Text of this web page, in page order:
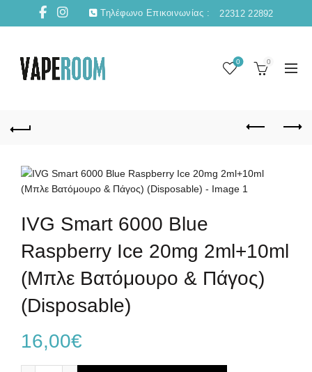
Τηλέφωνο Επικοινωνίας : 22312 22892
0 0
IVG Smart 6000 Blue
Raspberry Ice 20mg 2ml+10ml
(Μπλε Βατόμουρο & Πάγος)
(Disposable)
16,00€